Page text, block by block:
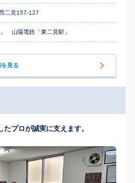
二見157-127
山陽電鉄「東二見駅」
見る
プロが誠実に支えます。